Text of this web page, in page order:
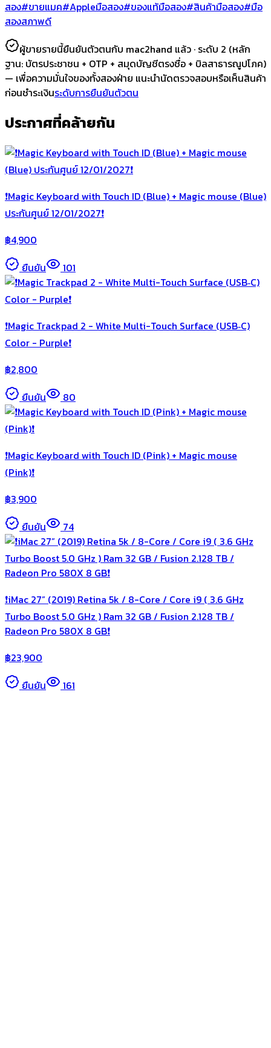
สอง#ขายแมค#Appleมือสอง#ของแท้มือสอง#สินค้ามือสอง#มือ
สองสภาพดี
ผู้ขายรายนี้ยืนยันตัวตนกับ mac2hand แล้ว · ระดับ 2 (หลัก
ฐาน: บัตรประชาชน + OTP + สมุดบัญชีตรงชื่อ + บิลสาธารณูปโภค)
— เพื่อความมั่นใจของทั้งสองฝ่าย แนะนำนัดตรวจสอบหรือเห็นสินค้า
ก่อนชำระเงินระดับการยืนยันตัวตน
ประกาศที่คล้ายกัน
❗️Magic Keyboard with Touch ID (Blue) + Magic mouse (Blue)
ประกันศูนย์ 12/01/2027❗️
฿4,900
ยืนยัน
101
❗️Magic Trackpad 2 - White Multi-Touch Surface (USB‑C)
Color - Purple❗️
฿2,800
ยืนยัน
80
❗️Magic Keyboard with Touch ID (Pink) + Magic mouse
(Pink)❗️
฿3,900
ยืนยัน
74
❗️iMac 27” (2019) Retina 5k / 8-Core / Core i9 ( 3.6 GHz
Turbo Boost 5.0 GHz ) Ram 32 GB / Fusion 2.128 TB /
Radeon Pro 580X 8 GB❗️
฿23,900
ยืนยัน
161